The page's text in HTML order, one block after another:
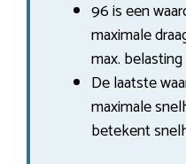
96 is een
maximale
max.
De laatste
maximale
betekent